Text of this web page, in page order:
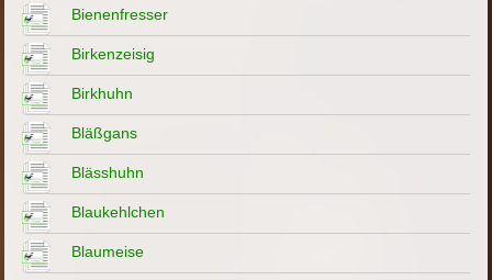
Bienenfresser
Birkenzeisig
Birkhuhn
Bläßgans
Blässhuhn
Blaukehlchen
Blaumeise